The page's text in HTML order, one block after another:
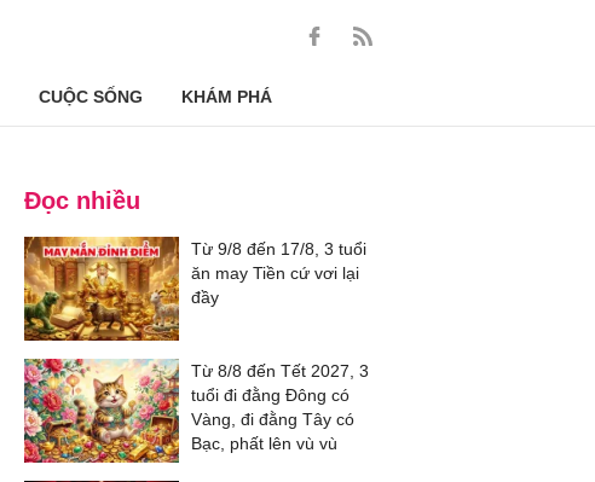
CUỘC SỐNG KHÁM PHÁ
Đọc nhiều
Từ 9/8 đến 17/8, 3 tuổi
ăn may Tiền cứ vơi lại
đầy
Từ 8/8 đến Tết 2027, 3
tuổi đi đằng Đông có
Vàng, đi đằng Tây có
Bạc, phất lên vù vù